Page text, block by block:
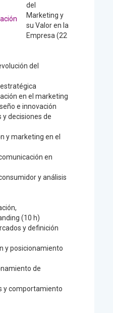
del
Marketing y
su Valor en la
Empresa (22
del
en el marketing
e innovación
y decisiones de
y marketing en el
en
y análisis
(10 h)
y definición
y posicionamiento
de
y comportamiento